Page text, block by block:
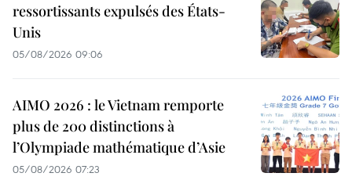
ressortissants expulsés des États-
Unis
05/08/2026 09:06
AIMO 2026 : le Vietnam remporte
plus de 200 distinctions à
l’Olympiade mathématique d’Asie
05/08/2026 07:23